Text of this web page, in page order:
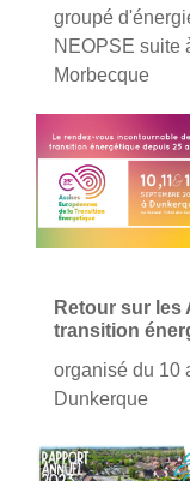
groupé
NEOPSE suite
Morbecque
Retour sur les
transition
organisé du 10
Dunkerque